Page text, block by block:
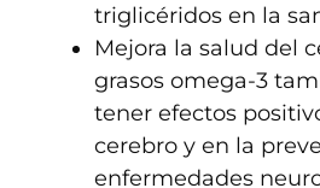
triglicéridos en la
Mejora la salud del
grasos omega-3
tener efectos
cerebro y en la
enfermedades